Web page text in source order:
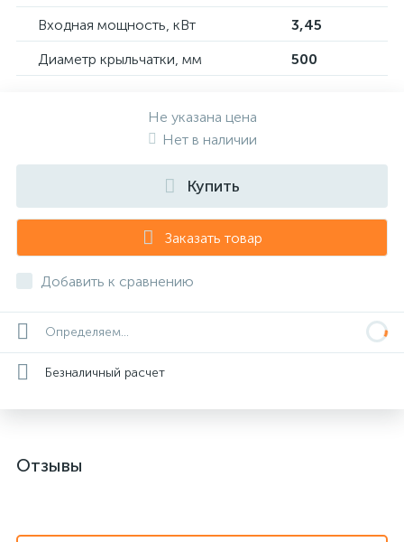
Входная мощность, кВт
3,45
Диаметр крыльчатки, мм
500
Не указана цена
Нет в наличии
Купить
Заказать товар
Добавить к сравнению
Определяем...
Безналичный расчет
Отзывы